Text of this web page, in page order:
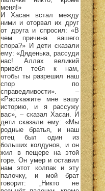
меня!»
И Хасан встал между
ними и оторвал их друг
от друга и спросил: «В
чем причина вашего
спора?» И дети сказали
ему: «Дяденька, рассуди
нас! Аллах великий
привёл тебя к нам,
чтобы ты разрешил наш
спор по
справедливости». –
«Расскажите мне вашу
историю, и я рассужу
вас», – сказал Хасан. И
дети сказали ему: «Мы
родные братья, и наш
отец был один из
больших колдунов, и он
жил в пещере на этой
горе. Он умер и оставил
нам этот колпак и эту
палочку, и мой брат
говорит: „Никто не